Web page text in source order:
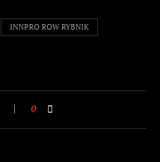
INNPRO ROW RYBNIK
0